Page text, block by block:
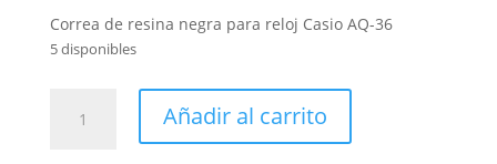
Correa de resina negra para reloj Casio AQ-36
5 disponibles
Casio
Añadir al carrito